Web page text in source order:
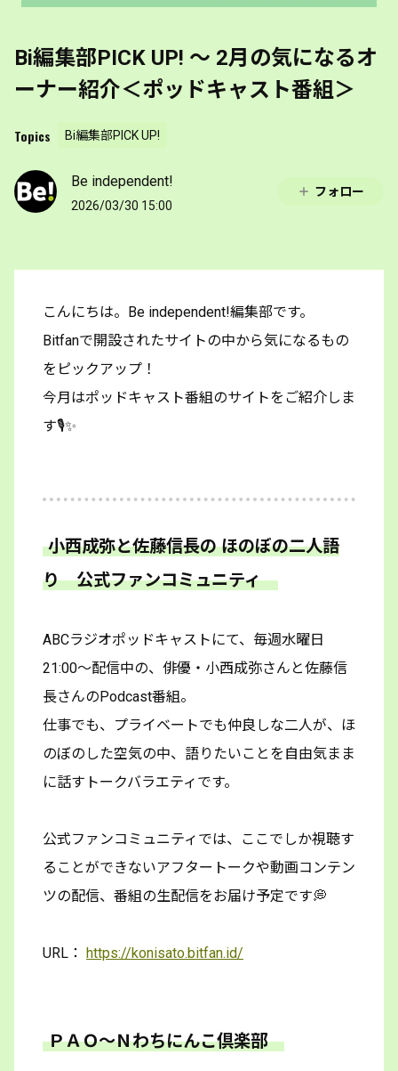
Bi編集部PICK UP! 〜 2月の気になるオ
ーナー紹介＜ポッドキャスト番組＞
Topics Bi編集部PICK UP!
Be independent!
2026/03/30 15:00
フォロー
こんにちは。Be independent!編集部です。
Bitfanで開設されたサイトの中から気になるもの
をピックアップ！
今月はポッドキャスト番組のサイトをご紹介しま
す🎙️✨
小西成弥と佐藤信長の ほのぼの二人語
り 公式ファンコミュニティ
ABCラジオポッドキャストにて、毎週水曜日
21:00～配信中の、俳優・小西成弥さんと佐藤信
長さんのPodcast番組。
仕事でも、プライベートでも仲良しな二人が、ほ
のぼのした空気の中、語りたいことを自由気まま
に話すトークバラエティです。
公式ファンコミュニティでは、ここでしか視聴す
ることができないアフタートークや動画コンテン
ツの配信、番組の生配信をお届け予定です💭
URL： https://konisato.bitfan.id/
ＰＡＯ～Ｎわちにんこ倶楽部